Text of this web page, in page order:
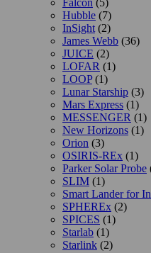
Falcon (5)
Hubble (7)
InSight (2)
James Webb (36)
JUICE (2)
LOFAR (1)
LOOP(1)
Lunar Starship (3)
Mars Express (1)
MESSENGER (1)
New Horizons (1)
Orion (3)
OSIRIS-REx (1)
Parker Solar Probe
SLIM (1)
Smart Lander for
SPHEREx (2)
SPICES (1)
Starlab (1)
Starlink (2)